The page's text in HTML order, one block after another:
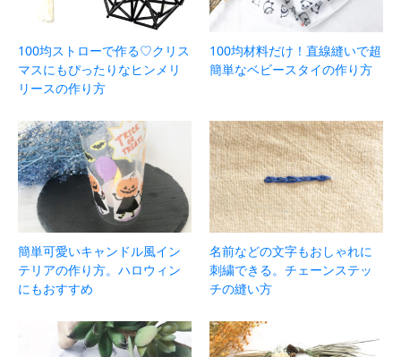
100均ストローで作る♡クリス
マスにもぴったりなヒンメリ
リースの作り方
100均材料だけ！直線縫いで超
簡単なベビースタイの作り方
簡単可愛いキャンドル風イン
テリアの作り方。ハロウィン
にもおすすめ
名前などの文字もおしゃれに
刺繍できる。チェーンステッ
チの縫い方